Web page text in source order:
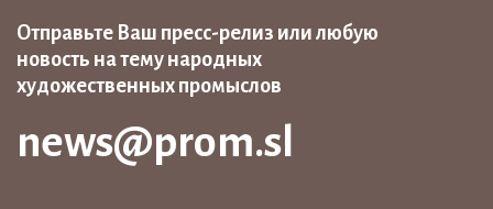
Отправьте Ваш пресс-релиз или любую
новость на тему народных
художественных промыслов
news@prom.sl